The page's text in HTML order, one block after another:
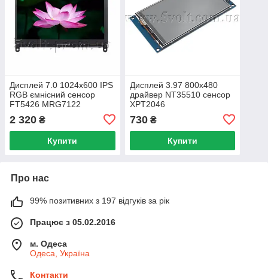
Дисплей 7.0 1024х600 IPS
RGB ємнісний сенсор
FT5426 MRG7122
2 320 ₴
Купити
Дисплей 3.97 800х480
драйвер NT35510 сенсор
XPT2046
730₴
Купити
Про нас
99% позитивних з 197 відгуків за рік
Працює з 05.02.2016
м. Одеса
Одеса, Україна
Контакти